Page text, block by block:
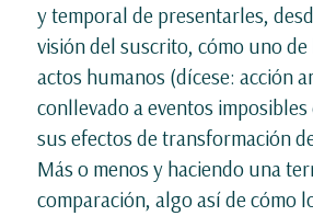
y temporal de presentarles,
visión del suscrito, cómo uno
actos humanos (dícese: acción
conllevado a eventos
sus efectos de transformación
Más o menos y haciendo una
comparación, algo así de cómo